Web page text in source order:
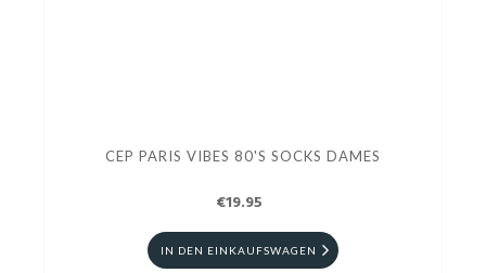
CEP PARIS VIBES 80'S SOCKS DAMES
€19.95
IN DEN EINKAUFSWAGEN